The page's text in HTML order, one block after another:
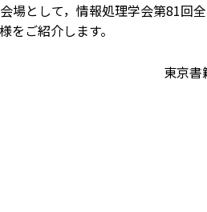
場として，情報処理学会第81回
ご紹介します。
東京